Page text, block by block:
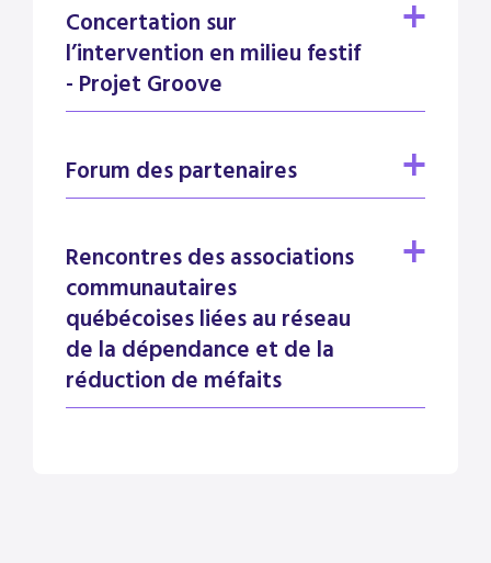
Concertation sur
l’intervention en milieu festif
- Projet Groove
Forum des partenaires
Rencontres des associations
communautaires
québécoises liées au réseau
de la dépendance et de la
réduction de méfaits